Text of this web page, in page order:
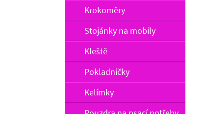
Krokoměry
Stojánky na mobily
Kleště
Pokladničky
Kelímky